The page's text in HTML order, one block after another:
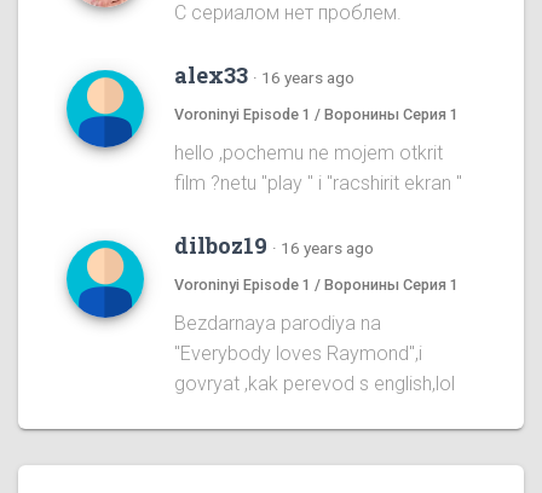
С сериалом нет проблем.
alex33 · 16 years ago
Voroninyi Episode 1 / Воронины Серия 1
hello ,pochemu ne mojem otkrit
film ?netu "play " i "racshirit ekran "
dilboz19 · 16 years ago
Voroninyi Episode 1 / Воронины Серия 1
Bezdarnaya parodiya na
''Everybody loves Raymond'',i
govryat ,kak perevod s english,lol